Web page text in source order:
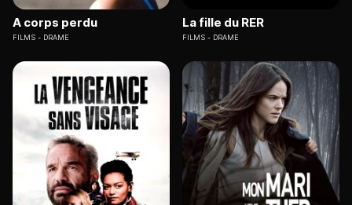
A corps perdu
FILMS DRAME
La fille du RER
FILMS DRAME